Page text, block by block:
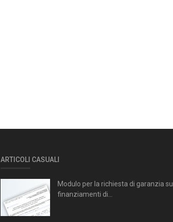
ARTICOLI CASUALI
Modulo per la richiesta di garanzia su
finanziamenti di...